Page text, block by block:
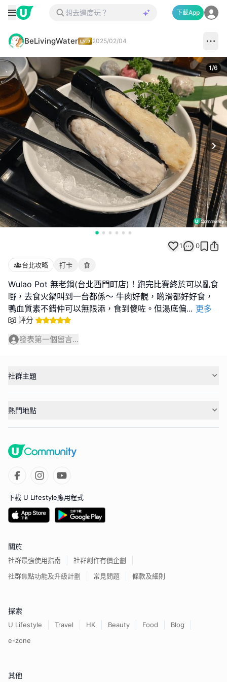
下載App
BeLivingWater 2025/02/04
1/6
1 0
台北攻略 打卡 食
Wulao Pot 無老鍋(台北西門町店)！跑完比賽終於可以亂食
嘢，去食火鍋叫到一台都係～ 牛肉好靚，啲滑都好好食，
鴨血質素不錯仲可以無限添，食到傻咗。但湯底偏... 更多
評分
發表第一個留言...
社群主題
熱門地點
下載 U Lifestyle應用程式
關於
社群最強使用指南
社群創作有價企劃
社群焦點功能及升級計劃
常見問題 條款及細則
探索
U Lifestyle Travel HK Beauty Food
Blog
e-zone
其他